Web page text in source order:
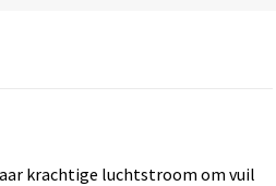
krachtige luchtstroom om vuil